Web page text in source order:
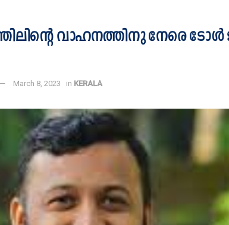
വാഹനത്തിനു നേരെ
March 8, 2023 in KERALA